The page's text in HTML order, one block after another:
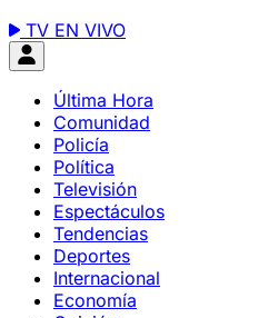
TV EN VIVO
Última Hora
Comunidad
Policía
Política
Televisión
Espectáculos
Tendencias
Deportes
Internacional
Economía